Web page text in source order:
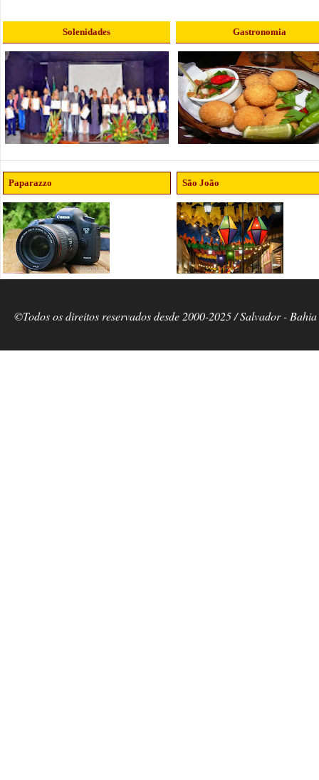
Solenidades Gastronomia
Paparazzo São João
©Todos os direitos reservados desde 2000-2025 / Salvador -